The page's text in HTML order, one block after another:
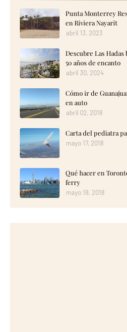
Punta Monterrey
en Riviera Nayarit
abril 13, 2023
Descubre Las
50 años de encanto
abril 30, 2024
Cómo ir de
en auto
abril 02, 2018
Carta del pediatra
mayo 17, 2018
Qué hacer en
ferry
mayo 18, 2018